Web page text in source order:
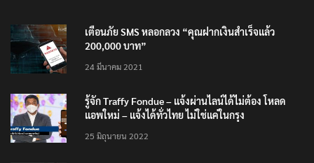
เตือนภัย SMS หลอกลวง “คุณฝากเงินสำเร็จแล้ว
200,000 บาท”
24 มีนาคม 2021
รู้จัก Traffy Fondue – แจ้งผ่านไลน์ได้ไม่ต้อง โหลด
แอพใหม่ – แจ้งได้ทั่วไทย ไม่ใช่แค่ในกรุง
25 มิถุนายน 2022